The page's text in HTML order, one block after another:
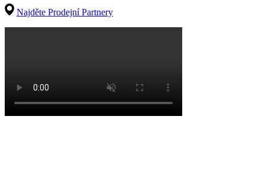
Najděte Prodejní Partnery